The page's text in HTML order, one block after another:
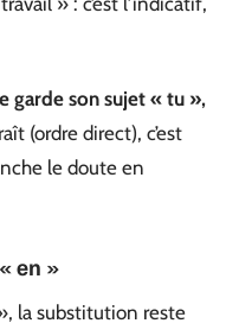
garde son sujet « tu »,
(ordre direct), c’est
le doute en
en »
la substitution reste